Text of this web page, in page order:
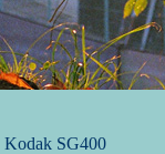
SG400